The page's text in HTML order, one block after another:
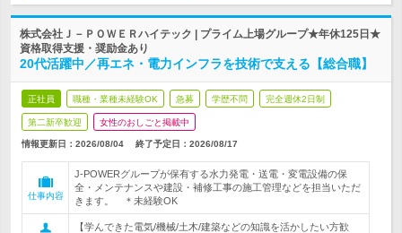
株式会社Ｊ－ＰＯＷＥＲハイテック | プライム上場グループ★年休125日★
資格取得支援・奨励金あり
20代活躍中／再エネ・電力インフラを技術で支える【総合職】
正社員 職種・業種未経験OK 急募 学歴不問 完全週休2日制
第二新卒歓迎 女性のおしごと掲載中
情報更新日：2026/08/04 終了予定日： 2026/08/17
仕事内容
J-POWERグループが保有する水力発電・送電・変電設備の保
全・メンテナンスや建設・補修工事の施工管理などを担当いただ
きます。 ＊未経験OK
【学んできた電気/機械/土木/建築などの知識を活かしたい方歓